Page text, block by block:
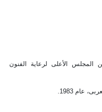
المجلس الأعلى لرعاية الفنون
عام 1983.